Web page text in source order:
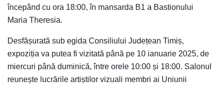
începând cu ora 18:00, în mansarda B1 a Bastionului
Maria Theresia.
Desfășurată sub egida Consiliului Județean Timiș,
expoziția va putea fi vizitată până pe 10 ianuarie 2025, de
miercuri până duminică, între orele 10:00 și 18:00. Salonul
reunește lucrările artiștilor vizuali membri ai Uniunii